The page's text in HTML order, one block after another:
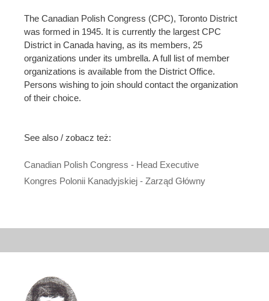
The Canadian Polish Congress (CPC), Toronto District
was formed in 1945. It is currently the largest CPC
District in Canada having, as its members, 25
organizations under its umbrella. A full list of member
organizations is available from the District Office.
Persons wishing to join should contact the organization
of their choice.
See also / zobacz też:
Canadian Polish Congress - Head Executive
Kongres Polonii Kanadyjskiej - Zarząd Główny